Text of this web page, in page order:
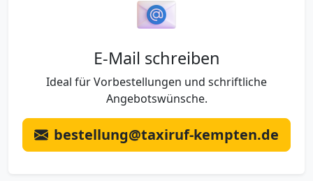
E-Mail schreiben
Ideal für Vorbestellungen und schriftliche
Angebotswünsche.
bestellung@taxiruf-kempten.de